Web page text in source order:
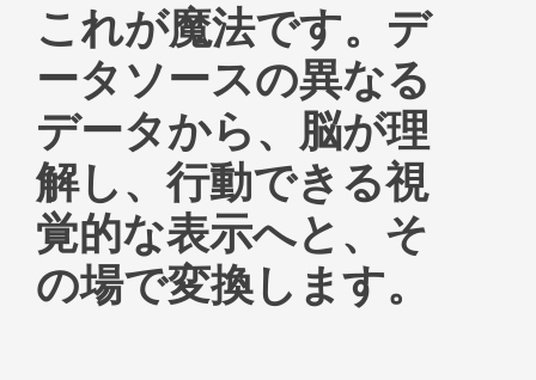
これが魔法です。デ
ータソースの異なる
データから、脳が理
解し、行動できる視
覚的な表示へと、そ
の場で変換します。